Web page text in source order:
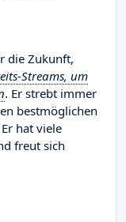
die Zukunft,
Streams, um
. Er strebt immer
bestmöglichen
hat viele
freut sich